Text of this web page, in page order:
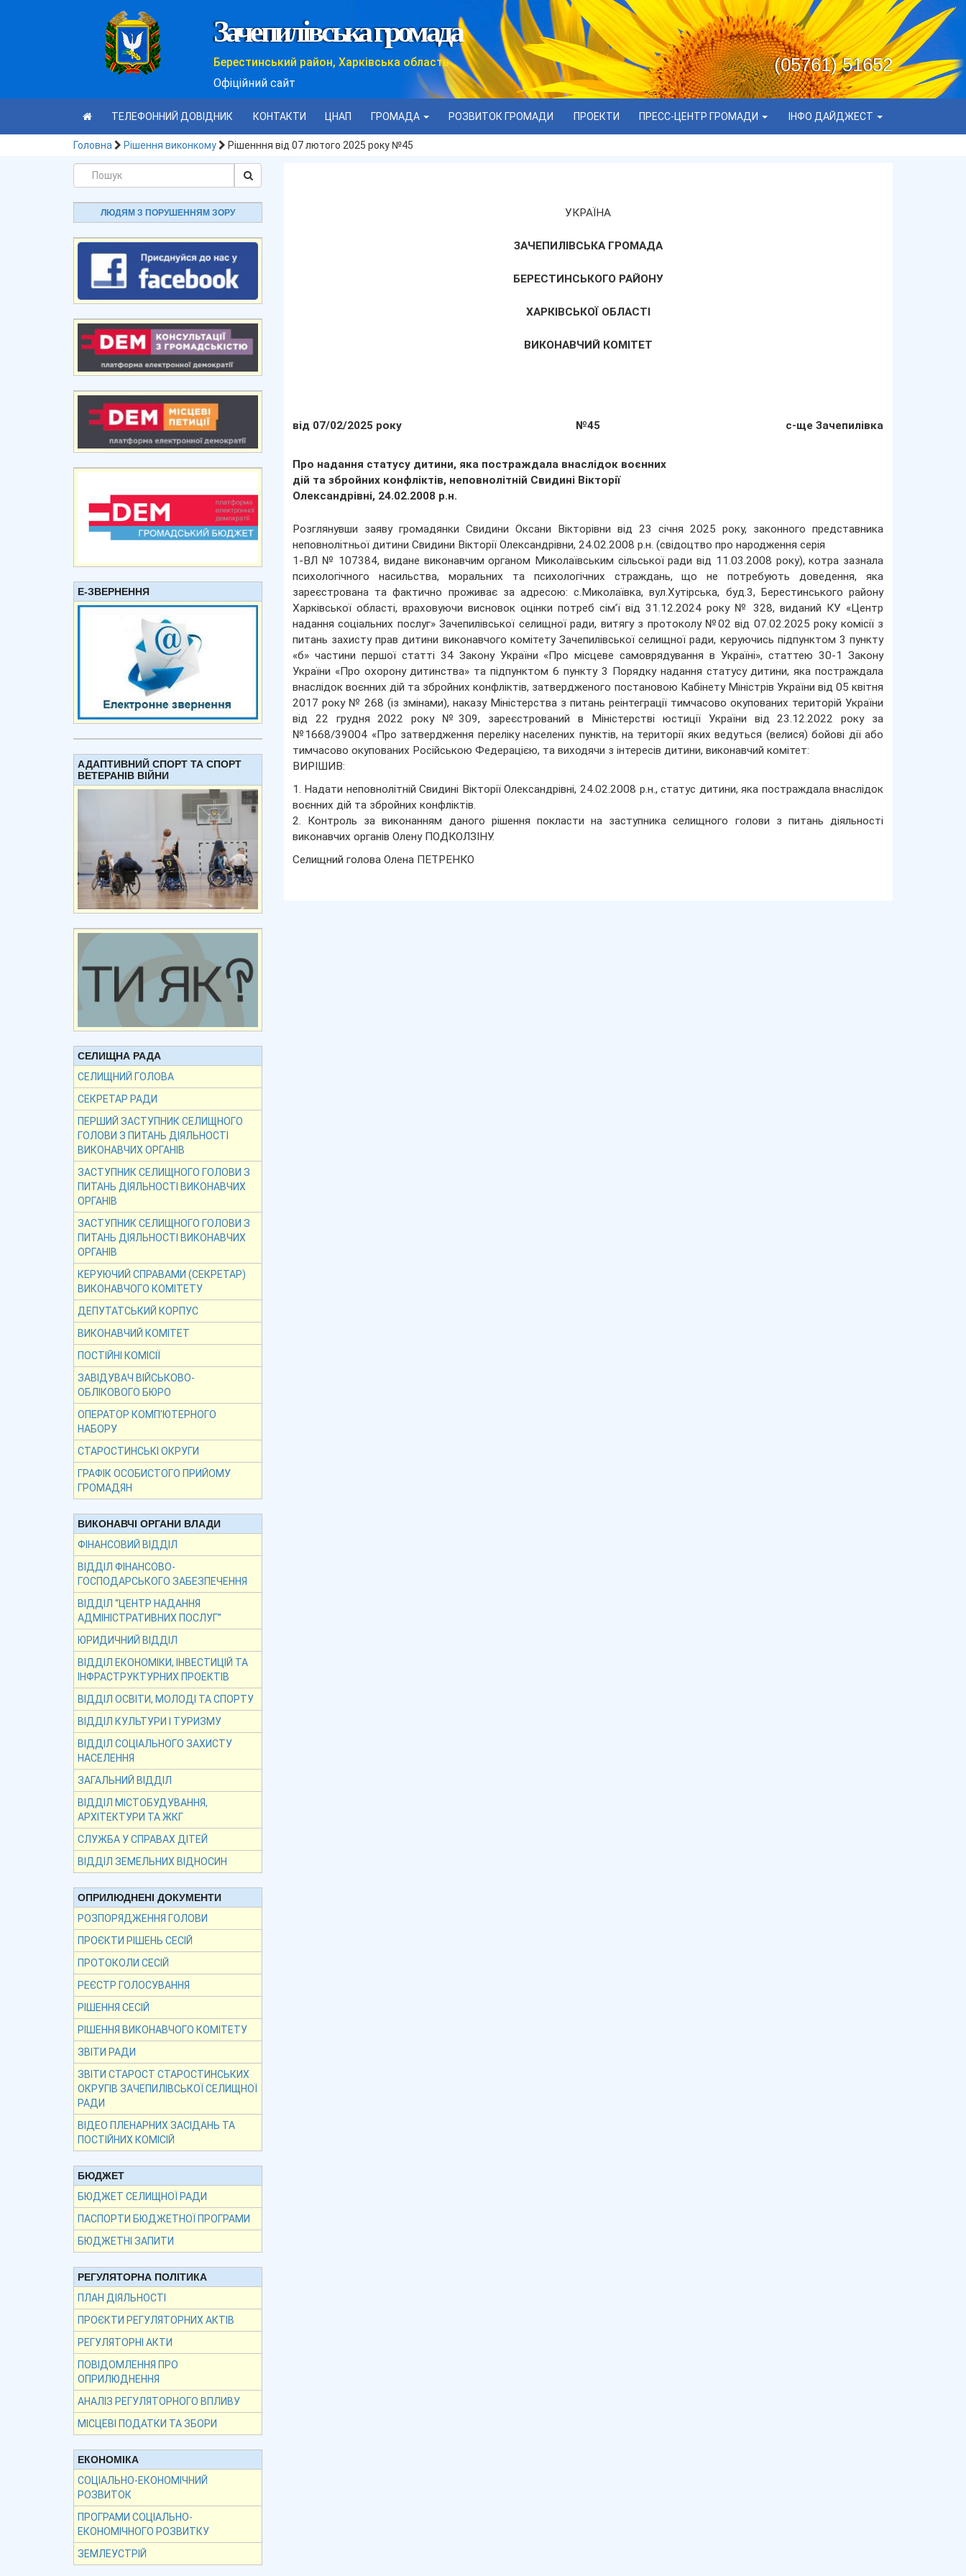
Зачепилівська громада
Берестинський район, Харківська область
Офіційний сайт
(05761) 51652
ТЕЛЕФОННИЙ ДОВІДНИК КОНТАКТИ ЦНАП ГРОМАДА РОЗВИТОК ГРОМАДИ ПРОЕКТИ ПРЕСС-ЦЕНТР ГРОМАДИ ІНФО ДАЙДЖЕСТ
Головна Рішення виконкому Рішенння від 07 лютого 2025 року №45
ЛЮДЯМ З ПОРУШЕННЯМ ЗОРУ
Е-ЗВЕРНЕННЯ
АДАПТИВНИЙ СПОРТ ТА СПОРТ
ВЕТЕРАНІВ ВІЙНИ
СЕЛИЩНА РАДА
СЕЛИЩНИЙ ГОЛОВА
СЕКРЕТАР РАДИ
ПЕРШИЙ ЗАСТУПНИК СЕЛИЩНОГО
ГОЛОВИ З ПИТАНЬ ДІЯЛЬНОСТІ
ВИКОНАВЧИХ ОРГАНІВ
ЗАСТУПНИК СЕЛИЩНОГО ГОЛОВИ З
ПИТАНЬ ДІЯЛЬНОСТІ ВИКОНАВЧИХ
ОРГАНІВ
ЗАСТУПНИК СЕЛИЩНОГО ГОЛОВИ З
ПИТАНЬ ДІЯЛЬНОСТІ ВИКОНАВЧИХ
ОРГАНІВ
КЕРУЮЧИЙ СПРАВАМИ (СЕКРЕТАР)
ВИКОНАВЧОГО КОМІТЕТУ
ДЕПУТАТСЬКИЙ КОРПУС
ВИКОНАВЧИЙ КОМІТЕТ
ПОСТІЙНІ КОМІСІЇ
ЗАВІДУВАЧ ВІЙСЬКОВО-
ОБЛІКОВОГО БЮРО
ОПЕРАТОР КОМП’ЮТЕРНОГО
НАБОРУ
СТАРОСТИНСЬКІ ОКРУГИ
ГРАФІК ОСОБИСТОГО ПРИЙОМУ
ГРОМАДЯН
ВИКОНАВЧІ ОРГАНИ ВЛАДИ
ФІНАНСОВИЙ ВІДДІЛ
ВІДДІЛ ФІНАНСОВО-
ГОСПОДАРСЬКОГО ЗАБЕЗПЕЧЕННЯ
ВІДДІЛ “ЦЕНТР НАДАННЯ
АДМІНІСТРАТИВНИХ ПОСЛУГ”
ЮРИДИЧНИЙ ВІДДІЛ
ВІДДІЛ ЕКОНОМІКИ, ІНВЕСТИЦІЙ ТА
ІНФРАСТРУКТУРНИХ ПРОЕКТІВ
ВІДДІЛ ОСВІТИ, МОЛОДІ ТА СПОРТУ
ВІДДІЛ КУЛЬТУРИ І ТУРИЗМУ
ВІДДІЛ СОЦІАЛЬНОГО ЗАХИСТУ
НАСЕЛЕННЯ
ЗАГАЛЬНИЙ ВІДДІЛ
ВІДДІЛ МІСТОБУДУВАННЯ,
АРХІТЕКТУРИ ТА ЖКГ
СЛУЖБА У СПРАВАХ ДІТЕЙ
ВІДДІЛ ЗЕМЕЛЬНИХ ВІДНОСИН
ОПРИЛЮДНЕНІ ДОКУМЕНТИ
РОЗПОРЯДЖЕННЯ ГОЛОВИ
ПРОЄКТИ РІШЕНЬ СЕСІЙ
ПРОТОКОЛИ СЕСІЙ
РЕЄСТР ГОЛОСУВАННЯ
РІШЕННЯ СЕСІЙ
РІШЕННЯ ВИКОНАВЧОГО КОМІТЕТУ
ЗВІТИ РАДИ
ЗВІТИ СТАРОСТ СТАРОСТИНСЬКИХ
ОКРУГІВ ЗАЧЕПИЛІВСЬКОЇ СЕЛИЩНОЇ
РАДИ
ВІДЕО ПЛЕНАРНИХ ЗАСІДАНЬ ТА
ПОСТІЙНИХ КОМІСІЙ
БЮДЖЕТ
БЮДЖЕТ СЕЛИЩНОЇ РАДИ
ПАСПОРТИ БЮДЖЕТНОЇ ПРОГРАМИ
БЮДЖЕТНІ ЗАПИТИ
РЕГУЛЯТОРНА ПОЛІТИКА
ПЛАН ДІЯЛЬНОСТІ
ПРОЄКТИ РЕГУЛЯТОРНИХ АКТІВ
РЕГУЛЯТОРНІ АКТИ
ПОВІДОМЛЕННЯ ПРО
ОПРИЛЮДНЕННЯ
АНАЛІЗ РЕГУЛЯТОРНОГО ВПЛИВУ
МІСЦЕВІ ПОДАТКИ ТА ЗБОРИ
ЕКОНОМІКА
СОЦІАЛЬНО-ЕКОНОМІЧНИЙ
РОЗВИТОК
ПРОГРАМИ СОЦІАЛЬНО-
ЕКОНОМІЧНОГО РОЗВИТКУ
ЗЕМЛЕУСТРІЙ
УКРАЇНА
ЗАЧЕПИЛІВСЬКА ГРОМАДА
БЕРЕСТИНСЬКОГО РАЙОНУ
ХАРКІВСЬКОЇ ОБЛАСТІ
ВИКОНАВЧИЙ КОМІТЕТ
від 07/02/2025 року №45 с-ще Зачепилівка
Про надання статусу дитини, яка постраждала внаслідок воєнних
дій та збройних конфліктів, неповнолітній Свидині Вікторії
Олександрівні, 24.02.2008 р.н.
Розглянувши заяву громадянки Свидини Оксани Вікторівни від 23 січня 2025 року, законного представника
неповнолітньої дитини Свидини Вікторії Олександрівни, 24.02.2008 р.н. (свідоцтво про народження серія
1-ВЛ № 107384, видане виконавчим органом Миколаївським сільської ради від 11.03.2008 року), котра зазнала
психологічного насильства, моральних та психологічних страждань, що не потребують доведення, яка
зареєстрована та фактично проживає за адресою: с.Миколаївка, вул.Хутірська, буд.3, Берестинського району
Харківської області, враховуючи висновок оцінки потреб сім’ї від 31.12.2024 року № 328, виданий КУ «Центр
надання соціальних послуг» Зачепилівської селищної ради, витягу з протоколу №02 від 07.02.2025 року комісії з
питань захисту прав дитини виконавчого комітету Зачепилівської селищної ради, керуючись підпунктом 3 пункту
«б» частини першої статті 34 Закону України «Про місцеве самоврядування в Україні», статтею 30-1 Закону
України «Про охорону дитинства» та підпунктом 6 пункту 3 Порядку надання статусу дитини, яка постраждала
внаслідок воєнних дій та збройних конфліктів, затвердженого постановою Кабінету Міністрів України від 05 квітня
2017 року № 268 (із змінами), наказу Міністерства з питань реінтеграції тимчасово окупованих територій України
від 22 грудня 2022 року №309, зареєстрований в Міністерстві юстиції України від 23.12.2022 року за
№1668/39004 «Про затвердження переліку населених пунктів, на території яких ведуться (велися) бойові дії або
тимчасово окупованих Російською Федерацією, та виходячи з інтересів дитини, виконавчий комітет:
ВИРІШИВ:
1. Надати неповнолітній Свидині Вікторії Олександрівні, 24.02.2008 р.н., статус дитини, яка постраждала внаслідок
воєнних дій та збройних конфліктів.
2. Контроль за виконанням даного рішення покласти на заступника селищного голови з питань діяльності
виконавчих органів Олену ПОДКОЛЗІНУ.
Селищний голова Олена ПЕТРЕНКО